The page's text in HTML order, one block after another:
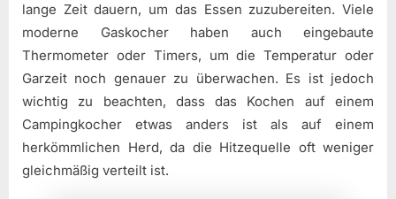
lange Zeit dauern, um das Essen zuzubereiten. Viele
moderne Gaskocher haben auch eingebaute
Thermometer oder Timers, um die Temperatur oder
Garzeit noch genauer zu überwachen. Es ist jedoch
wichtig zu beachten, dass das Kochen auf einem
Campingkocher etwas anders ist als auf einem
herkömmlichen Herd, da die Hitzequelle oft weniger
gleichmäßig verteilt ist.